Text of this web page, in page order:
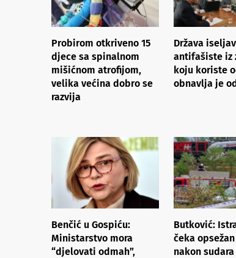
Probirom otkriveno 15
djece sa spinalnom
mišićnom atrofijom,
velika većina dobro se
razvija
Država
antifašiste iz
koju koriste
obnavlja je
Benčić u Gospiću:
Ministarstvo mora
“djelovati odmah”,
Butković:
čeka
nakon